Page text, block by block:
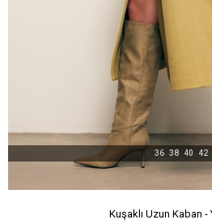
Kuşaklı Uzun Kaban -
36 38 40 42